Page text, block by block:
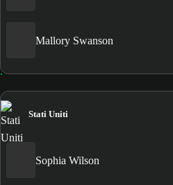
Mallory Swanson
Stati Uniti
Sophia Wilson